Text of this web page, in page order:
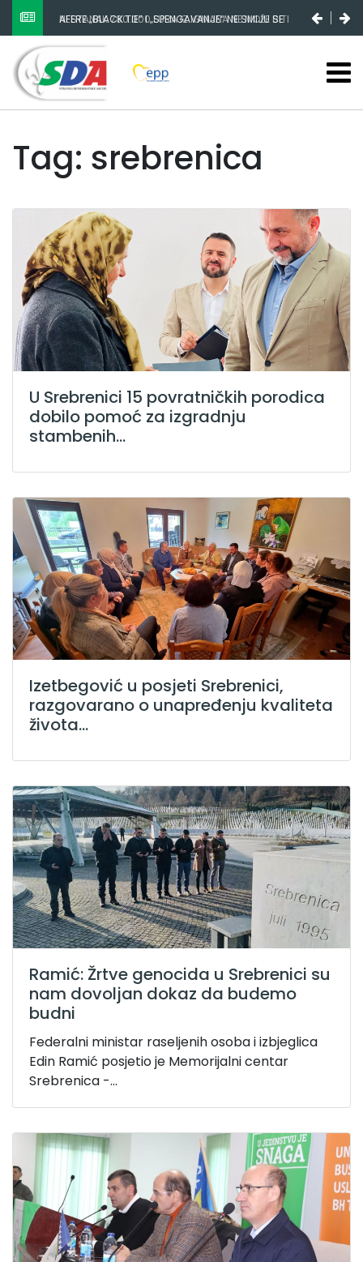
NESTANAK 780.000 EURA IZ IGMANA NE MOŽE BITI
SLUČAJNI PREVID, ODGOVORNOST MORAJU SNOSITI
VLADA FBIH I NJENI KADROVI
Tag: srebrenica
U Srebrenici 15 povratničkih porodica
dobilo pomoć za izgradnju
stambenih...
Izetbegović u posjeti Srebrenici,
razgovarano o unapređenju kvaliteta
života...
Ramić: Žrtve genocida u Srebrenici su
nam dovoljan dokaz da budemo
budni
Federalni ministar raseljenih osoba i izbjeglica
Edin Ramić posjetio je Memorijalni centar
Srebrenica -...